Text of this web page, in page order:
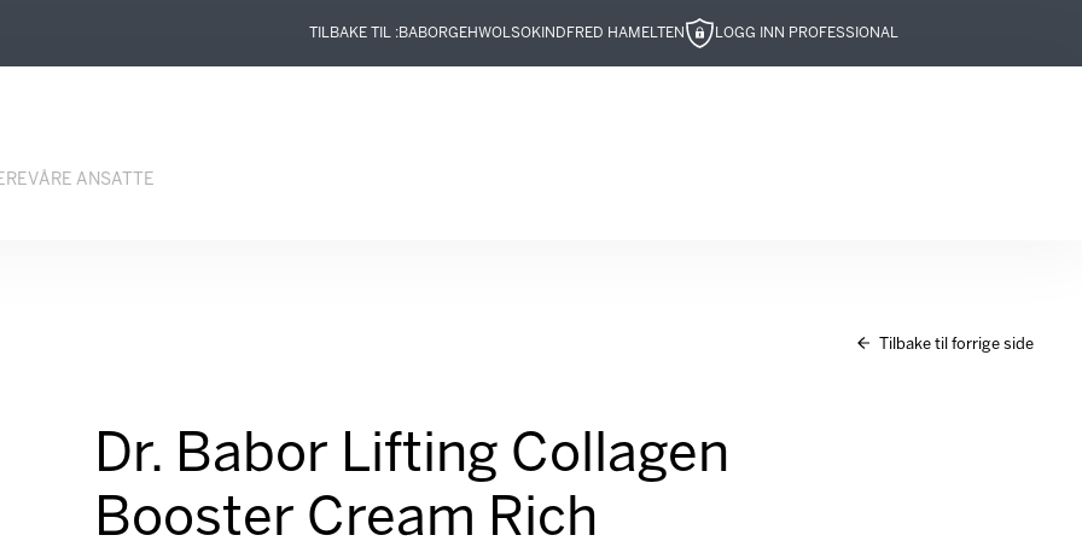
TILBAKE TIL :BABORGEHWOL SOKIND FRED HAMELTEN LOGG INN PROFESSIONAL
VÅRE ANSATTE
Tilbake til forrige side
Dr. Babor Lifting Collagen
Booster Cream Rich